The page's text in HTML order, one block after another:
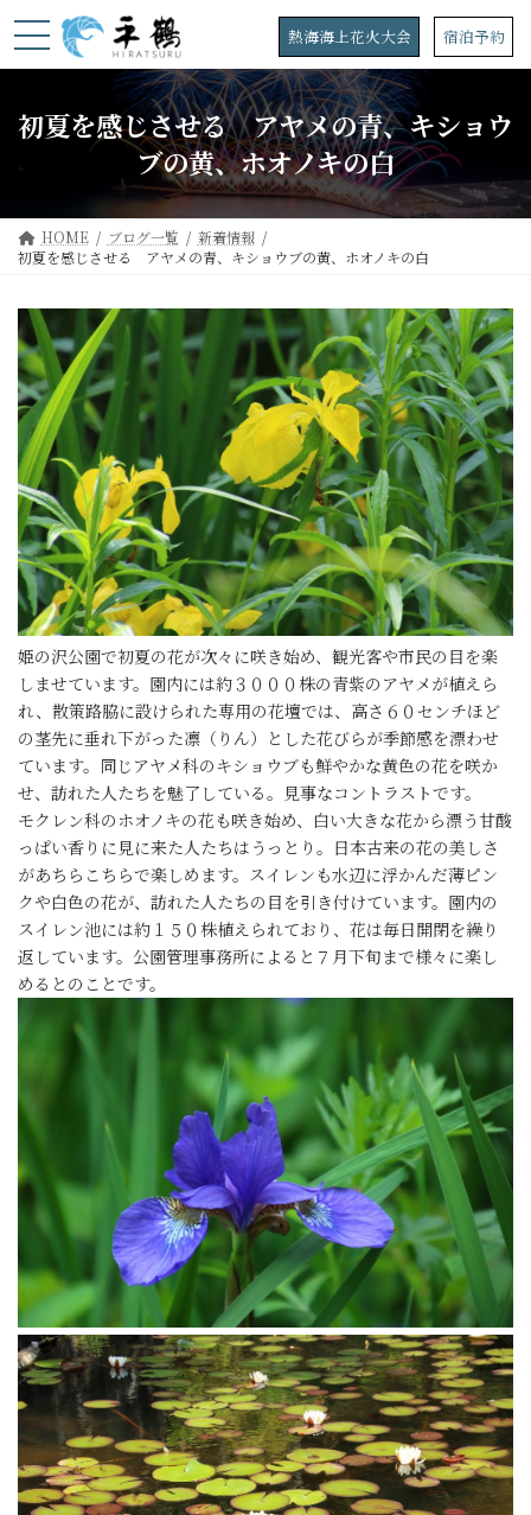
ン
プ
ビ
動
熱海海上花火大会 宿泊予約
初夏を感じさせる アヤメの青、キショウ
ブの黄、ホオノキの白
HOME ブログ一覧
新着情報
初夏を感じさせる アヤメの青、キショウブの黄、ホオノキの白
姫の沢公園で初夏の花が次々に咲き始め、観光客や市民の目を楽
しませています。園内には約３０００株の青紫のアヤメが植えら
れ、散策路脇に設けられた専用の花壇では、高さ６０センチほど
の茎先に垂れ下がった凛（りん）とした花びらが季節感を漂わせ
ています。同じアヤメ科のキショウブも鮮やかな黄色の花を咲か
せ、訪れた人たちを魅了している。見事なコントラストです。
モクレン科のホオノキの花も咲き始め、白い大きな花から漂う甘酸
っぱい香りに見に来た人たちはうっとり。日本古来の花の美しさ
があちらこちらで楽しめます。スイレンも水辺に浮かんだ薄ピン
クや白色の花が、訪れた人たちの目を引き付けています。園内の
スイレン池には約１５０株植えられており、花は毎日開閉を繰り
返しています。公園管理事務所によると７月下旬まで様々に楽し
めるとのことです。